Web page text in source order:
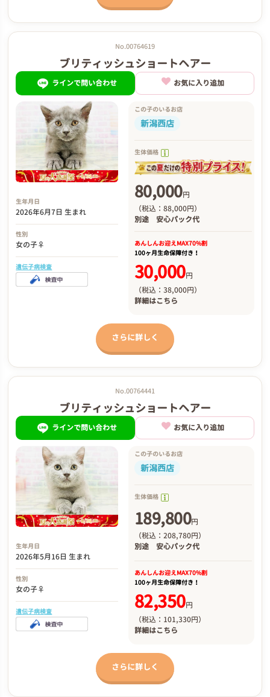
No.00764619
ブリティッシュショートヘアー
ラインで問い合わせ お気に入り追加
生年月日
2026年6月7日 生まれ
性別
女の子♀
遺伝子病検査
この子のいるお店
新潟西店
生体価格
80,000円
（税込：88,000円）
別途 安心パック代
あんしんお迎えMAX70%割
100ヶ月生命保障付き！
30,000円
（税込：38,000円）
詳細はこちら
さらに詳しく
No.00764441
ブリティッシュショートヘアー
ラインで問い合わせ お気に入り追加
生年月日
2026年5月16日 生まれ
性別
女の子♀
遺伝子病検査
この子のいるお店
新潟西店
生体価格
189,800円
（税込：208,780円）
別途 安心パック代
あんしんお迎えMAX70%割
100ヶ月生命保障付き！
82,350円
（税込：101,330円）
詳細はこちら
さらに詳しく